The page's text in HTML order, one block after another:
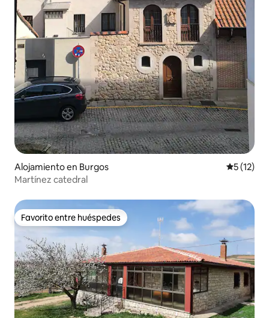
Alojamiento en Burgos
5 (12)
Martínez catedral
Favorito entre huéspedes
Favorito entre huéspedes